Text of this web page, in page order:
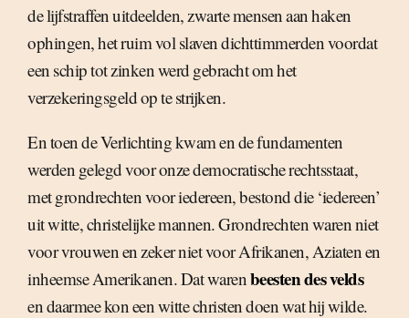
de lijfstraffen uitdeelden, zwarte mensen aan haken
ophingen, het ruim vol slaven dichttimmerden voordat
een schip tot zinken werd gebracht om het
verzekeringsgeld op te strijken.
En toen de Verlichting kwam en de fundamenten
werden gelegd voor onze democratische rechtsstaat,
met grondrechten voor iedereen, bestond die ‘iedereen’
uit witte, christelijke mannen. Grondrechten waren niet
voor vrouwen en zeker niet voor Afrikanen, Aziaten en
inheemse Amerikanen. Dat warenbeesten des velds
en daarmee kon een witte christen doen wat hij wilde.